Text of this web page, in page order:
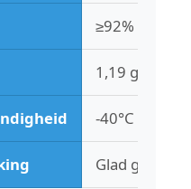
≥92%
1,19 g/cm³
-40°C tot
Glad gepolijst